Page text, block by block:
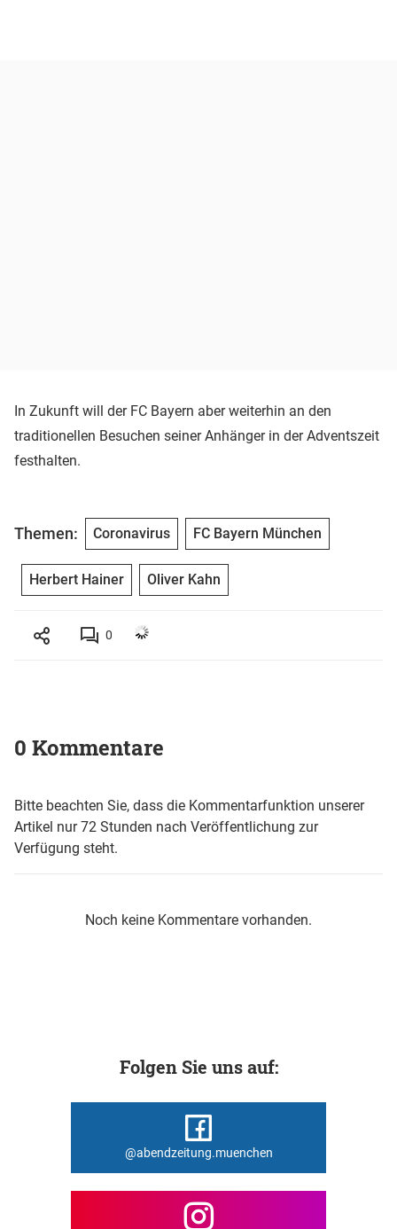
In Zukunft will der FC Bayern aber weiterhin an den
traditionellen Besuchen seiner Anhänger in der Adventszeit
festhalten.
Themen: Coronavirus FC Bayern München
Herbert Hainer Oliver Kahn
0
0 Kommentare
Bitte beachten Sie, dass die Kommentarfunktion unserer
Artikel nur 72 Stunden nach Veröffentlichung zur
Verfügung steht.
Noch keine Kommentare vorhanden.
Folgen Sie uns auf:
@abendzeitung.muenchen